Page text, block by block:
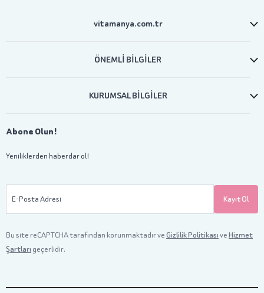
vitamanya.com.tr
ÖNEMLİ BİLGİLER
KURUMSAL BİLGİLER
Abone Olun!
Yeniliklerden haberdar ol!
E-Posta Adresi Kayıt Ol
Bu site reCAPTCHA tarafından korunmaktadır veGizlilik PolitikasıveHizmet
Şartları geçerlidir.